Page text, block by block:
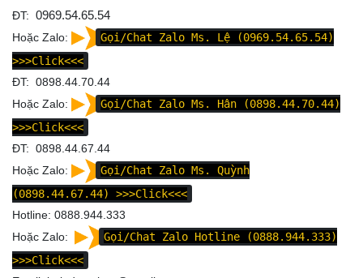
ĐT: 0969.54.65.54
Hoặc Zalo:
Gọi/Chat Zalo Ms. Lệ (0969.54.65.54)
>>>Click<<<
ĐT: 0898.44.70.44
Hoặc Zalo:
Gọi/Chat Zalo Ms. Hân (0898.44.70.44)
>>>Click<<<
ĐT: 0898.44.67.44
Hoặc Zalo:
Gọi/Chat Zalo Ms. Quỳnh
(0898.44.67.44)
>>>Click<<<
Hotline: 0888.944.333
Hoặc Zalo:
Gọi/Chat Zalo Hotline (0888.944.333)
>>>Click<<<